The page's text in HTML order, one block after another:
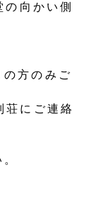
向かい側
方のみご
荘にご連絡